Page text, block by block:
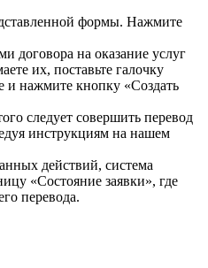
формы. Нажмите
договора на оказание услуг
их, поставьте галочку
и нажмите кнопку «Создать
следует совершить перевод
инструкциям на нашем
действий, система
«Состояние заявки», где
перевода.